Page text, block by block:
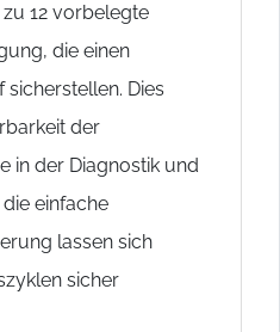
12 vorbelegte
die einen
Dies
der
in der Diagnostik und
einfache
lassen sich
sicher